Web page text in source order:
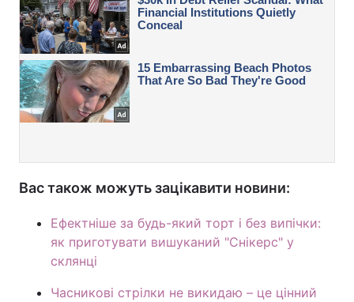
Вас також можуть зацікавити новини:
Ефектніше за будь-який торт і без випічки:
як приготувати вишуканий "Снікерс" у
склянці
Часникові стрілки не викидаю – це цінний